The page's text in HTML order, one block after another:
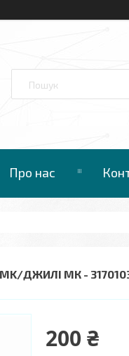
Про нас
ДЖИЛІ МК -
200 ₴